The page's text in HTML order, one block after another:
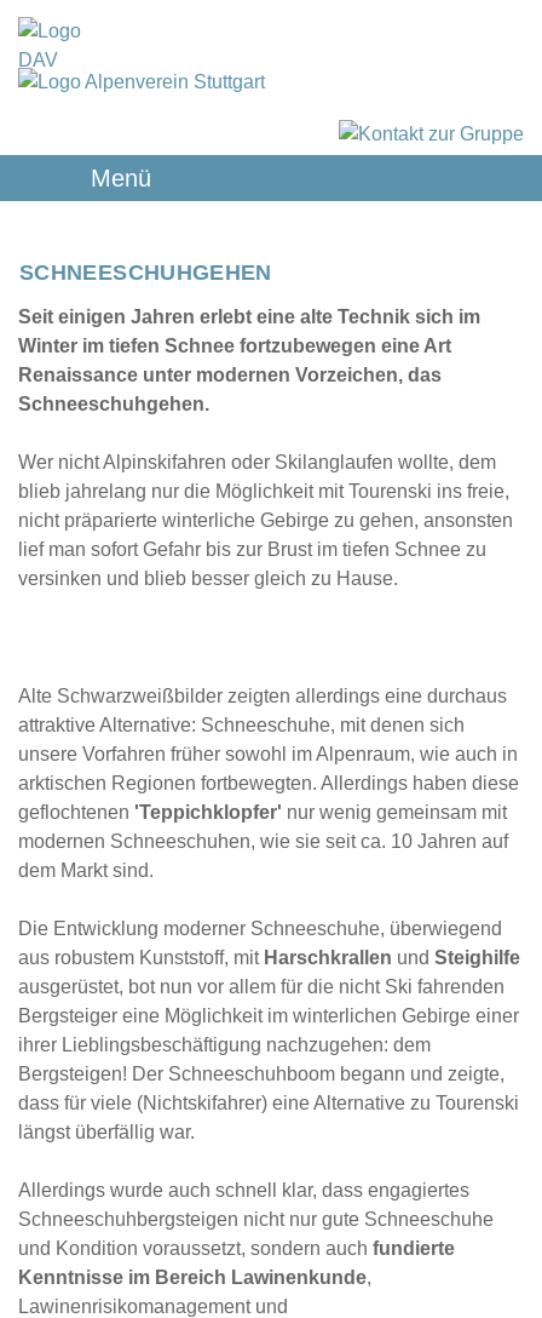
Menü
SCHNEESCHUHGEHEN
Seit einigen Jahren erlebt eine alte Technik sich im
Winter im tiefen Schnee fortzubewegen eine Art
Renaissance unter modernen Vorzeichen, das
Schneeschuhgehen.
Wer nicht Alpinskifahren oder Skilanglaufen wollte, dem
blieb jahrelang nur die Möglichkeit mit Tourenski ins freie,
nicht präparierte winterliche Gebirge zu gehen, ansonsten
lief man sofort Gefahr bis zur Brust im tiefen Schnee zu
versinken und blieb besser gleich zu Hause.
Alte Schwarzweißbilder zeigten allerdings eine durchaus
attraktive Alternative: Schneeschuhe, mit denen sich
unsere Vorfahren früher sowohl im Alpenraum, wie auch in
arktischen Regionen fortbewegten. Allerdings haben diese
geflochtenen 'Teppichklopfer' nur wenig gemeinsam mit
modernen Schneeschuhen, wie sie seit ca. 10 Jahren auf
dem Markt sind.
Die Entwicklung moderner Schneeschuhe, überwiegend
aus robustem Kunststoff, mit Harschkrallen und Steighilfe
ausgerüstet, bot nun vor allem für die nicht Ski fahrenden
Bergsteiger eine Möglichkeit im winterlichen Gebirge einer
ihrer Lieblingsbeschäftigung nachzugehen: dem
Bergsteigen! Der Schneeschuhboom begann und zeigte,
dass für viele (Nichtskifahrer) eine Alternative zu Tourenski
längst überfällig war.
Allerdings wurde auch schnell klar, dass engagiertes
Schneeschuhbergsteigen nicht nur gute Schneeschuhe
und Kondition voraussetzt, sondern auch fundierte
Kenntnisse im Bereich Lawinenkunde,
Lawinenrisikomanagement und